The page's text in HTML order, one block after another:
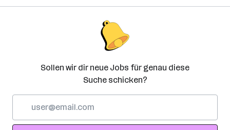
Sollen wir dir neue Jobs für genau diese
Suche schicken?
Adresse